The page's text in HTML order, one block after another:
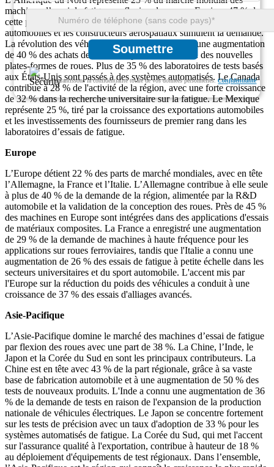
Soumettre
Nous garantissons la confidentialité totale de vos données personnelles.Confidentialité
machines d’essai de fatigue en flexion des roues. Environ 47 % de
cette part régionale provient des États-Unis, où les équipementiers
automobiles et les constructeurs aérospatiaux stimulent la demande.
La révolution des véhicules électriques a entraîné une augmentation
de 40 % des achats de machines pour la validation des nouvelles
plates-formes de roues. Plus de 35 % des laboratoires de tests basés
aux États-Unis sont passés à des systèmes automatisés. Le Canada
contribue à 28 % de l'activité de la région, avec une forte croissance
de 32 % dans la recherche universitaire sur la fatigue. Le Mexique
représente 25 %, tiré par la croissance des exportations automobiles
et les investissements des fournisseurs de premier rang dans les
laboratoires d’essais de fatigue.
Europe
L’Europe détient 22 % des parts de marché mondiales, avec en tête
l’Allemagne, la France et l’Italie. L’Allemagne contribue à elle seule
à plus de 40 % de la demande de la région, alimentée par la R&D
automobile et la validation de la conception des roues. Près de 45 %
des machines en Europe sont intégrées dans des applications d'essais
de matériaux composites. La France a enregistré une augmentation
de 29 % de la demande de machines à haute fréquence pour les
applications sur roues ferroviaires, tandis que l'Italie a connu une
augmentation de 26 % des essais de fatigue à petite échelle dans les
secteurs universitaires et du sport automobile. L'accent mis par
l'Europe sur la réduction du poids des véhicules a conduit à une
croissance de 37 % des essais d'alliages avancés.
Asie-Pacifique
L’Asie-Pacifique domine le marché des machines d’essai de fatigue
par flexion des roues avec une part de 38 %. La Chine, l’Inde, le
Japon et la Corée du Sud en sont les principaux contributeurs. La
Chine est en tête avec 43 % de la part régionale, grâce à sa vaste
base de fabrication automobile et à une augmentation de 50 % des
tests de nouveaux produits. L'Inde a connu une augmentation de 36
% de la demande de tests en raison de l'expansion de la production
nationale de véhicules électriques. Le Japon se concentre fortement
sur les tests de précision avec un taux d'adoption de 33 % pour les
systèmes automatisés de fatigue. La Corée du Sud, qui met l'accent
sur l'assurance qualité à l'exportation, contribue à hauteur de 18 %
au déploiement d'équipements de test régionaux. Dans l’ensemble,